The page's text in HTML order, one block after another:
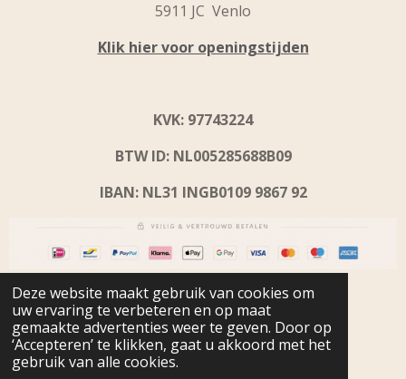
Deze website maakt gebruik van cookies om
uw ervaring te verbeteren en op maat
gemaakte advertenties weer te geven. Door op
‘Accepteren’ te klikken, gaat u akkoord met het
gebruik van alle cookies.
5911 JC Venlo
Klik hier voor openingstijden
KVK: 97743224
BTW ID: NL005285688B09
IBAN: NL31 INGB0109 9867 92